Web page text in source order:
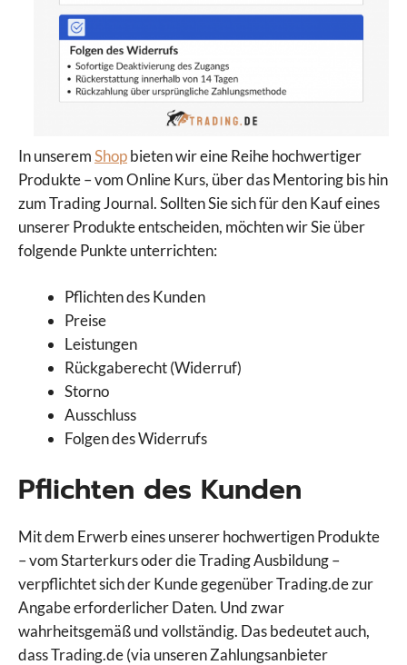
In unseremShopbieten wir eine Reihe hochwertiger
Produkte – vom Online Kurs, über das Mentoring bis hin
zum Trading Journal. Sollten Sie sich für den Kauf eines
unserer Produkte entscheiden, möchten wir Sie über
folgende Punkte unterrichten:
Pflichten des Kunden
Preise
Leistungen
Rückgaberecht (Widerruf)
Storno
Ausschluss
Folgen des Widerrufs
Pflichten des Kunden
Mit dem Erwerb eines unserer hochwertigen Produkte
– vom Starterkurs oder die Trading Ausbildung –
verpflichtet sich der Kunde gegenüber Trading.de zur
Angabe erforderlicher Daten. Und zwar
wahrheitsgemäß und vollständig. Das bedeutet auch,
dass Trading.de (via unseren Zahlungsanbieter